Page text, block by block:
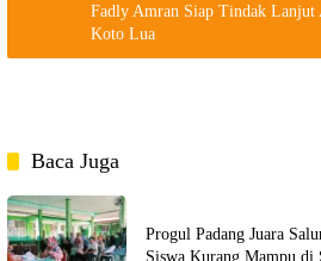
Fadly Amran Siap Tindak
Koto Lua
Baca Juga
Progul Padang Juara
Siswa Kurang Mampu di